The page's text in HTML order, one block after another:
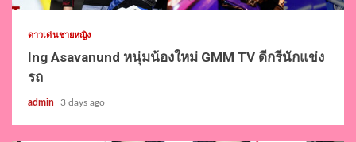
ดาวเด่นชายหญิง
Ing Asavanund หนุ่มน้องใหม่ GMM TV ดีกรีนักแข่ง
รถ
admin 3 days ago